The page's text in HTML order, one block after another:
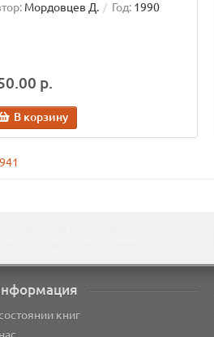
Мордовцев Д. Год: 1990
р.
В корзину
книг